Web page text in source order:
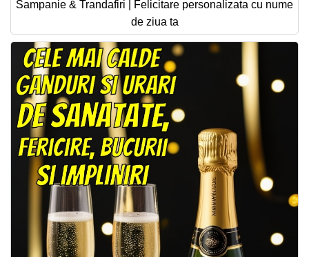
Sampanie & Trandafiri | Felicitare personalizata cu nume
de ziua ta